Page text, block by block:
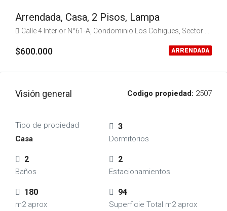
Arrendada, Casa, 2 Pisos, Lampa
Calle 4 Interior N°61-A, Condominio Los Cohigues, Sector Lampinta
$600.000 ARRENDADA
Visión general Codigo propiedad: 2507
Tipo de propiedad
Casa
3
Dormitorios
2
Baños
2
Estacionamientos
180
m2 aprox
94
Superficie Total m2 aprox